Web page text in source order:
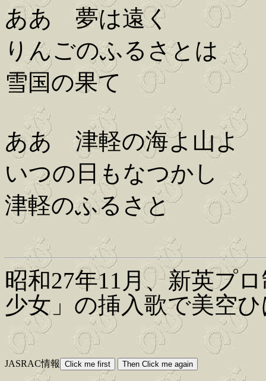
ああ 夢は遠く
りんごのふるさとは
雪国の果て
ああ 津軽の海よ山よ
いつの日もなつかし
津軽のふるさと
昭和27年11月、新英プ
少女」の挿入歌で美空
JASRAC情報